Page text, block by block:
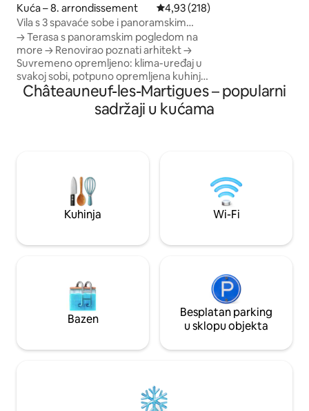
Kuća – 8. arrondissement Prosječna ocjena: 4,93/5,
4,93 (218)
Vila s 3 spavaće sobe i panoramskim
pogledom na more + sauna + spa
→ Terasa s panoramskim pogledom na
more → Renovirao poznati arhitekt →
Suvremeno opremljeno: klima-uređaj u
svakoj sobi, potpuno opremljena kuhinja,
roštilj → 3 spavaće sobe s bračnim
krevetima (160 cm x 200 cm) i 3
kupaonice → Sauna i spa → Nalazi se 10
nekoliko minuta hoda → Privatno
parkiralište dostupno je pored kuće
Châteauneuf-les-Martigues – popularni
sadržaji u kućama
Kuhinja Wi-Fi
Bazen
Besplatan parking
u sklopu objekta